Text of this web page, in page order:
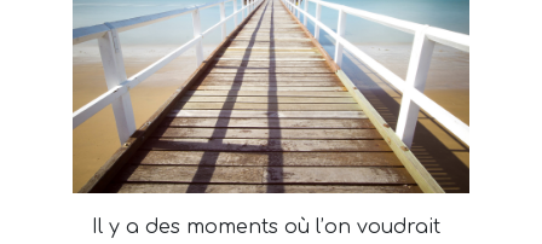
Il y a des moments où l’on voudrait